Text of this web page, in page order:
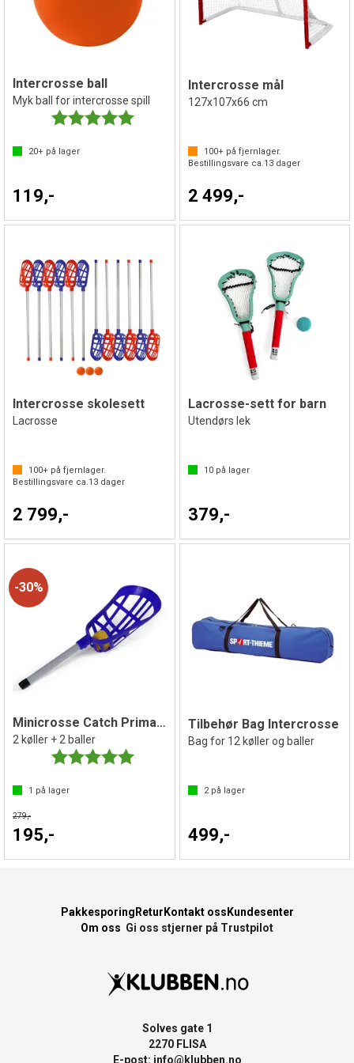
Intercrosse ball
Myk ball for intercrosse spill
Karakter:
5.0 av 5 mulige
20+ på lager
119,-
Intercrosse mål
127x107x66 cm
100+på fjernlager.
Bestillingsvare ca.13dager
2 499,-
Intercrosse skolesett
Lacrosse
100+ på fjernlager.
Bestillingsvare ca.13 dager
2 799,-
Lacrosse-sett for barn
Utendørs lek
10på lager
379,-
30%
Minicrosse Catch Prima par
2 køller + 2 baller
Karakter:
5.0 av 5 mulige
1 på lager
279,-
195,-
Tilbehør Bag Intercrosse
Bag for 12 køller og baller
2på lager
499,-
Pakkesporing Retur Kontakt oss Kundesenter
Om oss Gi oss stjerner på Trustpilot
Solves gate 1
2270 FLISA
E-post: info@klubben.no